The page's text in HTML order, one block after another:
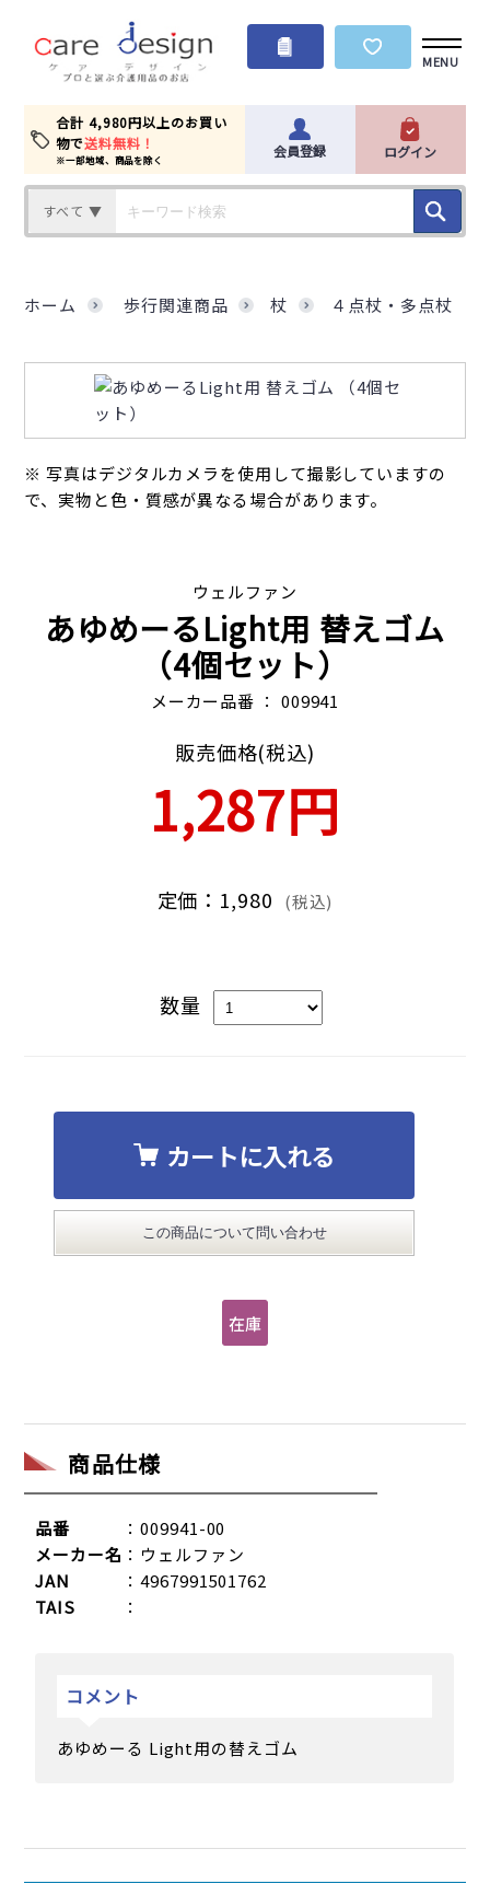
MENU
合計 4,980円以上のお買い
物で送料無料！
※一部地域、商品を除く 会員登録 ログイン
すべて ▼
ホーム 歩行関連商品 杖 ４点杖・多点杖
※ 写真はデジタルカメラを使用して撮影していますの
で、実物と色・質感が異なる場合があります。
ウェルファン
あゆめーるLight用 替えゴム
（4個セット）
メーカー品番 ： 009941
販売価格(税込)
1,287円
定価：1,980 (税込)
数量
カートに入れる
この商品について問い合わせ
商品仕様
品番
：009941-00
メーカー名 ：ウェルファン
JAN
：4967991501762
TAIS
：
コメント
あゆめーる Light用の替えゴム